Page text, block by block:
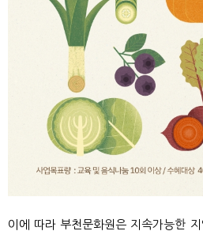
이에 따라 부천문화원은 지속가능한